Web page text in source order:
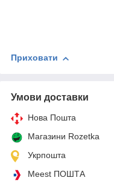
Приховати
Умови доставки
Нова Пошта
Магазини Rozetka
Укрпошта
Meest ПОШТА